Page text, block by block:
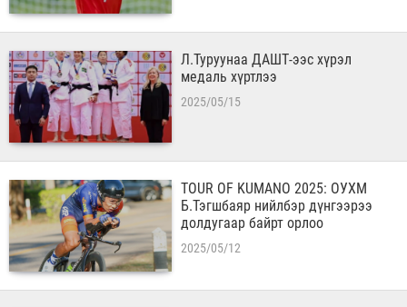
Л.Туруунаа ДАШТ-ээс хүрэл
медаль хүртлээ
2025/05/15
TOUR OF KUMANO 2025: ОУХМ
Б.Тэгшбаяр нийлбэр дүнгээрээ
долдугаар байрт орлоо
2025/05/12